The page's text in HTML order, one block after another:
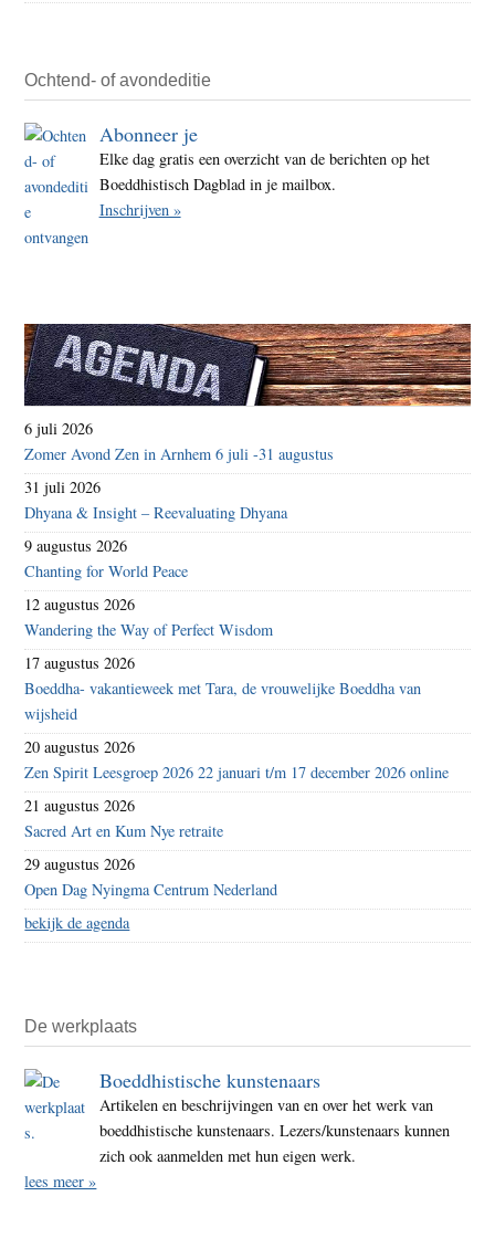
Ochtend- of avondeditie
Abonneer je
Elke dag gratis een overzicht van de berichten op het
Boeddhistisch Dagblad in je mailbox.
Inschrijven »
6 juli 2026
Zomer Avond Zen in Arnhem 6 juli -31 augustus
31 juli 2026
Dhyana & Insight – Reevaluating Dhyana
9 augustus 2026
Chanting for World Peace
12 augustus 2026
Wandering the Way of Perfect Wisdom
17 augustus 2026
Boeddha- vakantieweek met Tara, de vrouwelijke Boeddha van
wijsheid
20 augustus 2026
Zen Spirit Leesgroep 2026 22 januari t/m 17 december 2026 online
21 augustus 2026
Sacred Art en Kum Nye retraite
29 augustus 2026
Open Dag Nyingma Centrum Nederland
bekijk de agenda
De werkplaats
Boeddhistische kunstenaars
Artikelen en beschrijvingen van en over het werk van
boeddhistische kunstenaars. Lezers/kunstenaars kunnen
zich ook aanmelden met hun eigen werk.
lees meer »